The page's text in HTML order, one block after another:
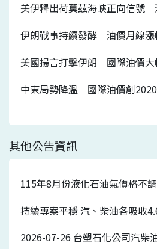
美伊釋出荷莫茲海峽正向信號
伊朗戰事持續發酵 油價月線漲
美國揚言打擊伊朗 國際油價大
中東局勢降溫 國際油價創
其他公告資訊
115年8月份液化石油氣價格不
2026-07-26 台塑石化公司汽柴